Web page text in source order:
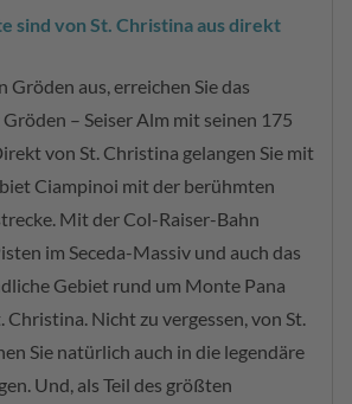
sind von St. Christina aus direkt
Gröden aus, erreichen Sie das
– Seiser Alm mit seinen 175
von St. Christina gelangen Sie mit
Ciampinoi mit der berühmten
Mit der Col-Raiser-Bahn
im Seceda-Massiv und auch das
Gebiet rund um Monte Pana
Christina. Nicht zu vergessen, von St.
Sie natürlich auch in die legendäre
Und, als Teil des größten